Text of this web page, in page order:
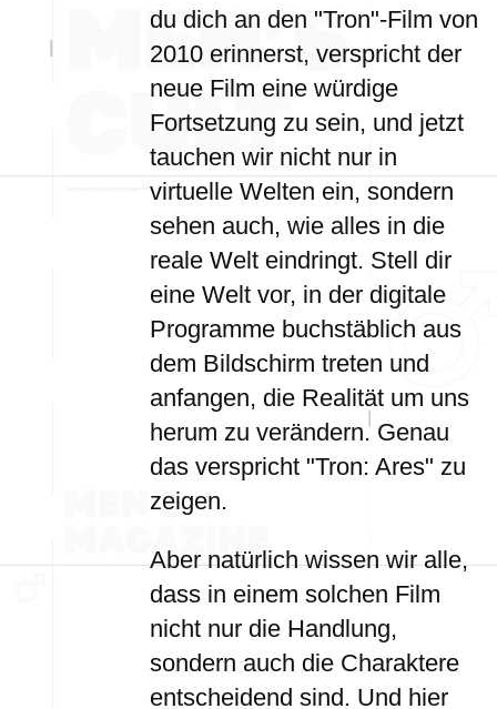
du dich an den "Tron"-Film von
2010 erinnerst, verspricht der
neue Film eine würdige
Fortsetzung zu sein, und jetzt
tauchen wir nicht nur in
virtuelle Welten ein, sondern
sehen auch, wie alles in die
reale Welt eindringt. Stell dir
eine Welt vor, in der digitale
Programme buchstäblich aus
dem Bildschirm treten und
anfangen, die Realität um uns
herum zu verändern. Genau
das verspricht "Tron: Ares" zu
zeigen.
Aber natürlich wissen wir alle,
dass in einem solchen Film
nicht nur die Handlung,
sondern auch die Charaktere
entscheidend sind. Und hier